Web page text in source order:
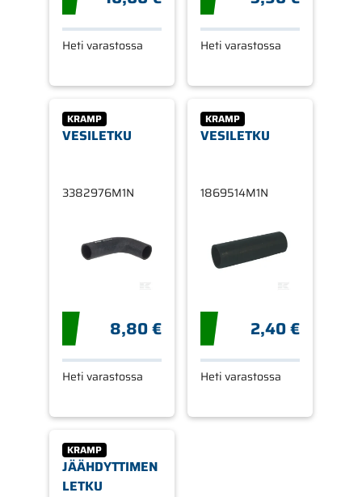
Heti varastossa Heti varastossa
KRAMP
VESILETKU
3382976M1N
8,80 €
Heti varastossa
KRAMP
VESILETKU
1869514M1N
2,40 €
Heti varastossa
KRAMP
JÄÄHDYTTIMEN
LETKU